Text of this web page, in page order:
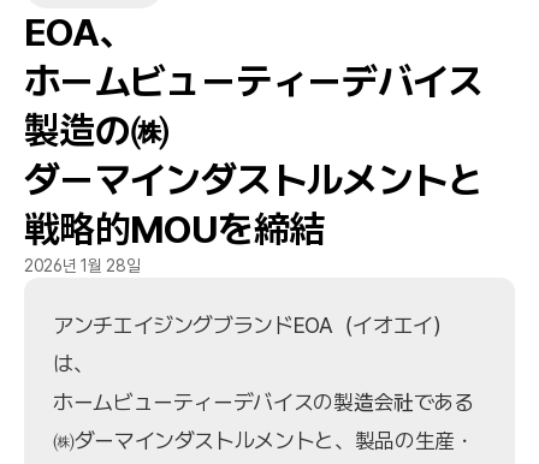
EOA、
ホームビューティーデバイス
製造の㈱
ダーマインダストルメントと
戦略的MOUを締結
2026년 1월 28일
アンチエイジングブランドEOA（イオエイ）
は、
ホームビューティーデバイスの製造会社である
㈱ダーマインダストルメントと、製品の生産・